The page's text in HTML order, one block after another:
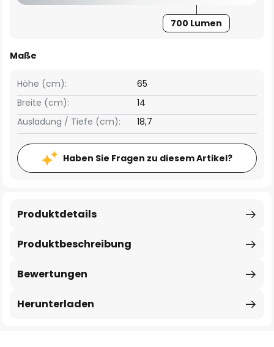
700 Lumen
Maße
Breite (cm): 14
Höhe (cm): 65
Ausladung / Tiefe (cm): 18,7
Haben Sie Fragen zu diesem Artikel?
Produktbeschreibung
Produktdetails
Bewertungen
Herunterladen